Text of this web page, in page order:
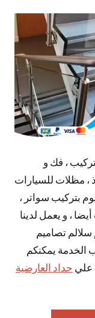
تركيب ، فك و
، مظلات للسيارات
بتركيب سواتر ،
، و يعمل لدينا
سلالم تصاميم
الخدمة يمكنكم
علي حداد العارضية